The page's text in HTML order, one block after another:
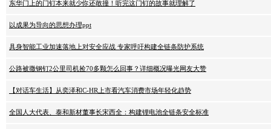
东华门上的门钉本来就少你还敢撞！听完这门钉的故事就理解了
以成果为导向的思想办理ppt
具身智能工业加速落地上对安全应战 专家呼吁构建全链条防护系统
公路被撒钢钉2公里司机捡70多颗怎么回事？详细概况曝光网友大赞
【对话车生活】从奕泽和C-HR上市看汽车消费市场年轻化趋势
全国人大代表、泰和新材董事长宋西全：构建锂电池全链条安全标准